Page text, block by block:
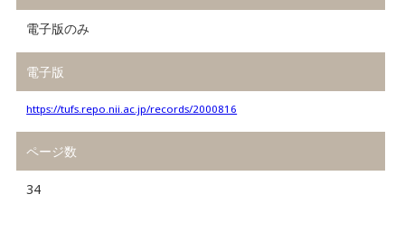
電子版のみ
電子版
https://tufs.repo.nii.ac.jp/records/2000816
ページ数
34